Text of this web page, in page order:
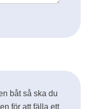
båt så ska du
för att fälla ett